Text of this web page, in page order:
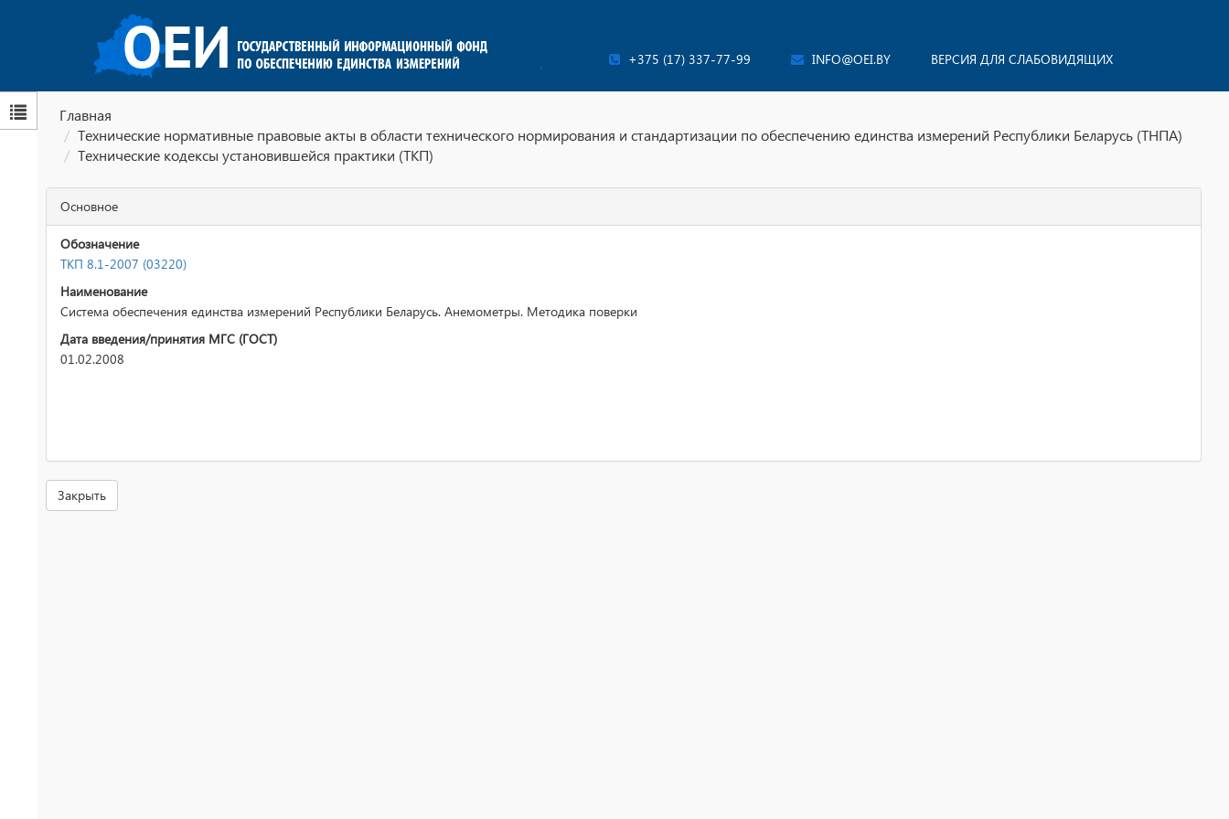
+375 (17) 337-77-99 INFO@OEI.BY ВЕРСИЯ ДЛЯ СЛАБОВИДЯЩИХ
Главная
Технические нормативные правовые акты в области технического нормирования и стандартизации по обеспечению единства измерений Республики Беларусь (ТНПА)
Технические кодексы установившейся практики (ТКП)
Основное
Обозначение
ТКП 8.1-2007 (03220)
Наименование
Система обеспечения единства измерений Республики Беларусь. Анемометры. Методика поверки
Дата введения/принятия МГС (ГОСТ)
01.02.2008
Закрыть